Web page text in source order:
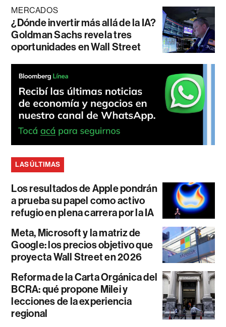
MERCADOS
¿Dónde invertir más allá de la IA?
Goldman Sachs revela tres
oportunidades en Wall Street
LAS ÚLTIMAS
Los resultados de Apple pondrán
a prueba su papel como activo
refugio en plena carrera por la IA
Meta, Microsoft y la matriz de
Google: los precios objetivo que
proyecta Wall Street en 2026
Reforma de la Carta Orgánica del
BCRA: qué propone Milei y
lecciones de la experiencia
regional